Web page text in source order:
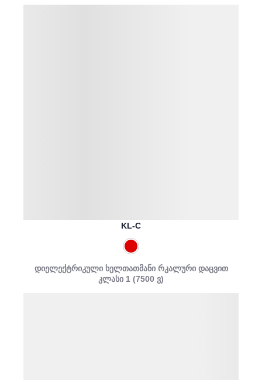
KL-C
დიელექტრიკული ხელთათმანი რკალური დაცვით
კლასი 1 (7500 ვ)